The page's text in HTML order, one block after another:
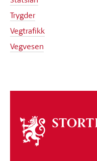
Trygder
Vegtrafikk
Vegvesen
Om
stortinget